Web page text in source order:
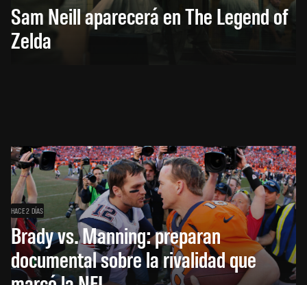
Sam Neill aparecerá en The Legend of
Zelda
HACE 2 DÍAS
Brady vs. Manning: preparan
documental sobre la rivalidad que